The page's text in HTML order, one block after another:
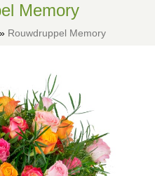
Memory
» Rouwdruppel Memory